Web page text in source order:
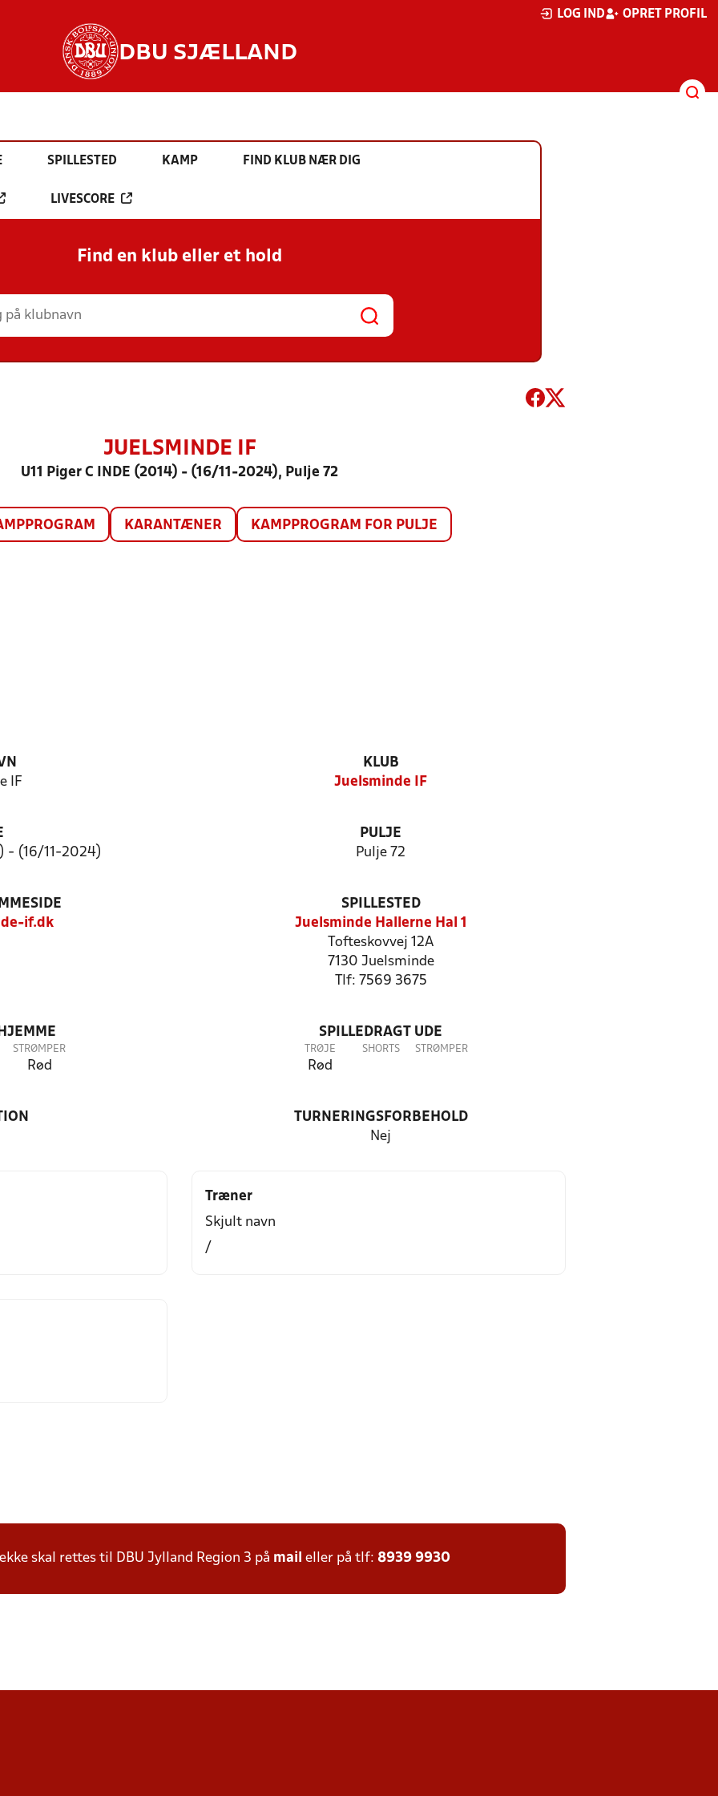
LOG IND OPRET PROFIL
DBU SJÆLLAND
SPILLESTED KAMP FIND KLUB NÆR DIG
LIVESCORE
Find en klub eller et hold
JUELSMINDE IF
U11 Piger C INDE (2014) - (16/11-2024), Pulje 72
KARANTÆNER KAMPPROGRAM FOR PULJE
IF
KLUB
Juelsminde IF
- (16/11-2024)
PULJE
Pulje 72
if.dk
SPILLESTED
Juelsminde Hallerne Hal 1
Tofteskovvej 12A
7130 Juelsminde
Tlf: 7569 3675
STRØMPER
Rød
SPILLEDRAGT UDE
TRØJE
Rød
SHORTS STRØMPER
TURNERINGSFORBEHOLD
Nej
Træner
Skjult navn
/
skal rettes til DBU Jylland Region 3 på mail eller på tlf: 8939 9930